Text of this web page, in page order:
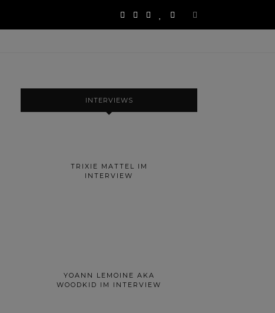
INTERVIEWS
TRIXIE MATTEL IM
INTERVIEW
YOANN LEMOINE AKA
WOODKID IM INTERVIEW